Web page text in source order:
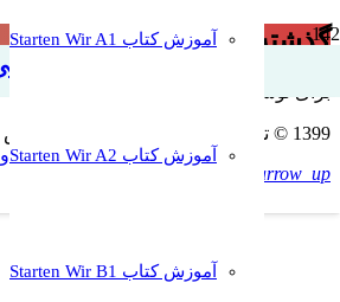
آموزش زبان
آموزش کتاب Starten Wir A1
آموزش کتاب Starten Wir A2
آموزش کتاب Starten Wir B1
گذشته Perfekt با فعل sein
1399 © تمامی حقوق برای وبسایت آموزش زبان آلمانی با محمدجوادشریعتی محفوظ است. کپی به هرشکل غیرمجاز و غیرقانونی است
keyboard_arrow_up